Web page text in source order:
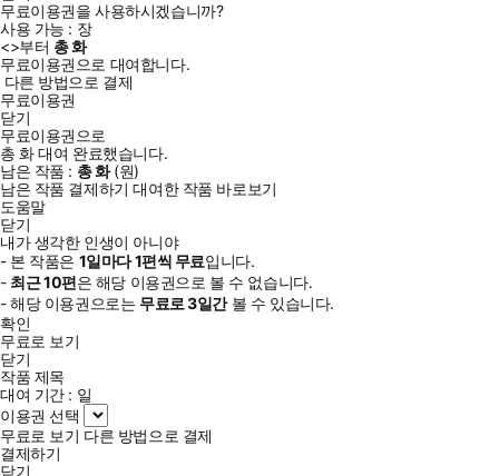
무료이용권을 사용하시겠습니까?
사용 가능 : 장
<>부터 총화
무료이용권으로 대여합니다.
다른 방법으로 결제
무료이용권
닫기
무료이용권으로
총 화대여 완료했습니다.
남은 작품 : 총화(원)
남은 작품 결제하기 대여한 작품 바로보기
도움말
닫기
내가 생각한 인생이 아니야
- 본 작품은 1일마다1편씩 무료입니다.
- 최근10편은 해당 이용권으로 볼 수 없습니다.
- 해당 이용권으로는 무료로3일간볼 수 있습니다.
확인
무료로 보기
닫기
작품 제목
대여 기간 : 일
이용권 선택
무료로 보기 다른 방법으로 결제
결제하기
닫기